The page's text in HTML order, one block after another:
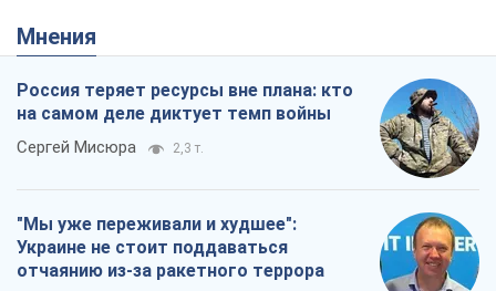
Мнения
Россия теряет ресурсы вне плана: кто
на самом деле диктует темп войны
Сергей Мисюра 2,3 т.
"Мы уже переживали и худшее":
Украине не стоит поддаваться
отчаянию из-за ракетного террора